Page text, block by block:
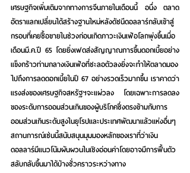
เศรษฐกิจเพิ่มเติมจากทางการจีนภายในเดือนนี้ อนึ่ง ตลาด
อัตราแลกเปลี่ยนได้สร้างฐานใหม่หลังดัชนีดอลลาร์กลับเข้าสู่
กรอบที่เคยซื้อขายในช่วงก่อนเกิดภาวะเงินเฟ้อโลกพุ่งขึ้นเมื่อ
เดือนมี.ค.ปี 65 โดยยิ่งเฟดส่งสัญญาณการขึ้นดอกเบี้ยอย่าง
แข็งกร้าวท่ามกลางเงินเฟ้อที่ชะลอตัวลงยิ่งจะทำให้ตลาดมอง
ไปถึงการลดดอกเบี้ยในปี 67 อย่างรวดเร็วมากขึ้น เราคาดว่า
แรงส่งของเศรษฐกิจสหรัฐฯจะแผ่วลง โดยเฉพาะการลดลง
ของระดับการออมส่วนเกินของผู้บริโภคซึ่งตรงข้ามกับการ
ออมส่วนเกินระดับสูงในยุโรปและประเทศพัฒนาแล้วแห่งอื่นๆ
สถานการณ์เช่นนี้สนับสนุนมุมมองหลักของเราที่ว่าเงิน
ดอลลาร์มีแนวโน้มผันผวนในเชิงอ่อนค่าโดยอาจมีการฟื้นตัว
สลับกลับขึ้นมาได้บ้างชั่วคราวระหว่างทาง